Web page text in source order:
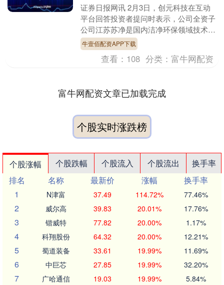
证券日报网讯 2月3日，创元科技在互动
平台回答投资者提问时表示，公司全资子
公司江苏苏净是国内洁净环保领域技术创
新、装备制造和工程整体解决方案的综合
供应商。江苏苏....
牛壹佰配资APP下载
查看： 108 分类：富牛网配资
富牛网配资文章已加载完成
个股实时涨跌榜
个股涨幅 个股跌幅 个股流入 个股流出
换手率
排名
名称 最新价 涨幅
换手率
1
N津富 37.49 114.72% 77.46%
2 威尔高 39.83 20.01% 17.76%
3 锴威特 77.82 20.00% 1.17%
4 科翔股份 64.32 20.00% 12.21%
5 蜀道装备 33.61 19.99% 11.69%
6 中巨芯 27.85 19.99% 32.20%
7 广哈通信 19.03 19.99% 5.84%